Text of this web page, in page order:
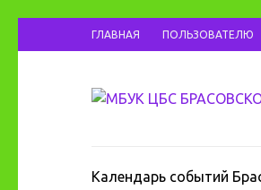
ГЛАВНАЯ ПОЛЬЗОВАТЕЛЮ
Календарь событий